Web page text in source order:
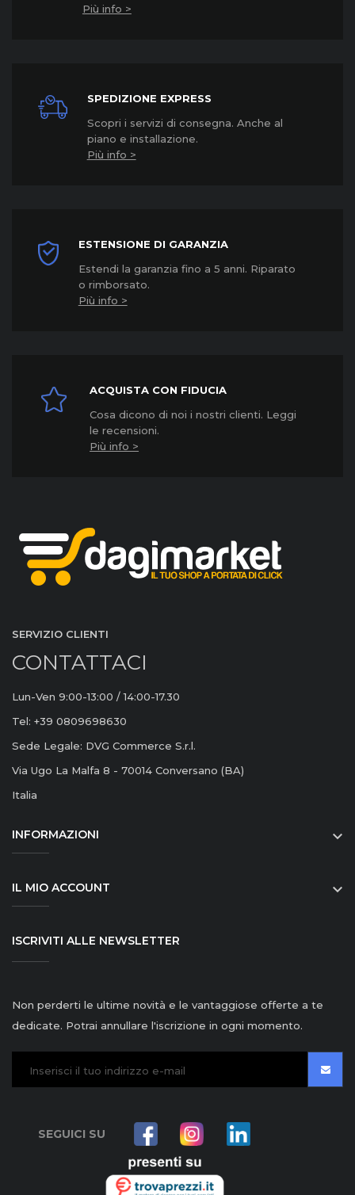
Più info >
SPEDIZIONE EXPRESS
Scopri i servizi di consegna. Anche al
piano e installazione.
Più info >
ESTENSIONE DI GARANZIA
Estendi la garanzia fino a 5 anni. Riparato
o rimborsato.
Più info >
ACQUISTA CON FIDUCIA
Cosa dicono di noi i nostri clienti. Leggi
le recensioni.
Più info >
SERVIZIO CLIENTI
CONTATTACI
Lun-Ven 9:00-13:00 / 14:00-17.30
Tel: +39 0809698630
Sede Legale: DVG Commerce S.r.l.
Via Ugo La Malfa 8 - 70014 Conversano (BA)
Italia
INFORMAZIONI 
IL MIO ACCOUNT 
ISCRIVITI ALLE NEWSLETTER
Non perderti le ultime novità e le vantaggiose offerte a te
dedicate. Potrai annullare l'iscrizione in ogni momento.
SEGUICI SU